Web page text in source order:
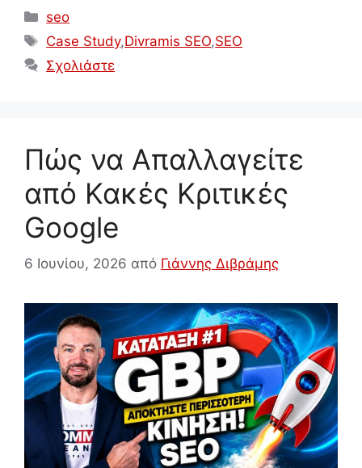
Κατηγορίες
seo
Ετικέτες
Case Study,Divramis SEO,SEO
Σχολιάστε
Πώς να Απαλλαγείτε
από Κακές Κριτικές
Google
6 Ιουνίου, 2026 από Γιάννης Διβράμης